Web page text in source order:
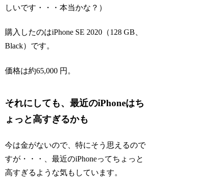
しいです・・・本当かな？）
購入したのはiPhone SE 2020（128 GB、
Black）です。
価格は約65,000 円。
それにしても、最近のiPhoneはち
ょっと高すぎるかも
今は金がないので、特にそう思えるので
すが・・・、最近のiPhoneってちょっと
高すぎるような気もしています。